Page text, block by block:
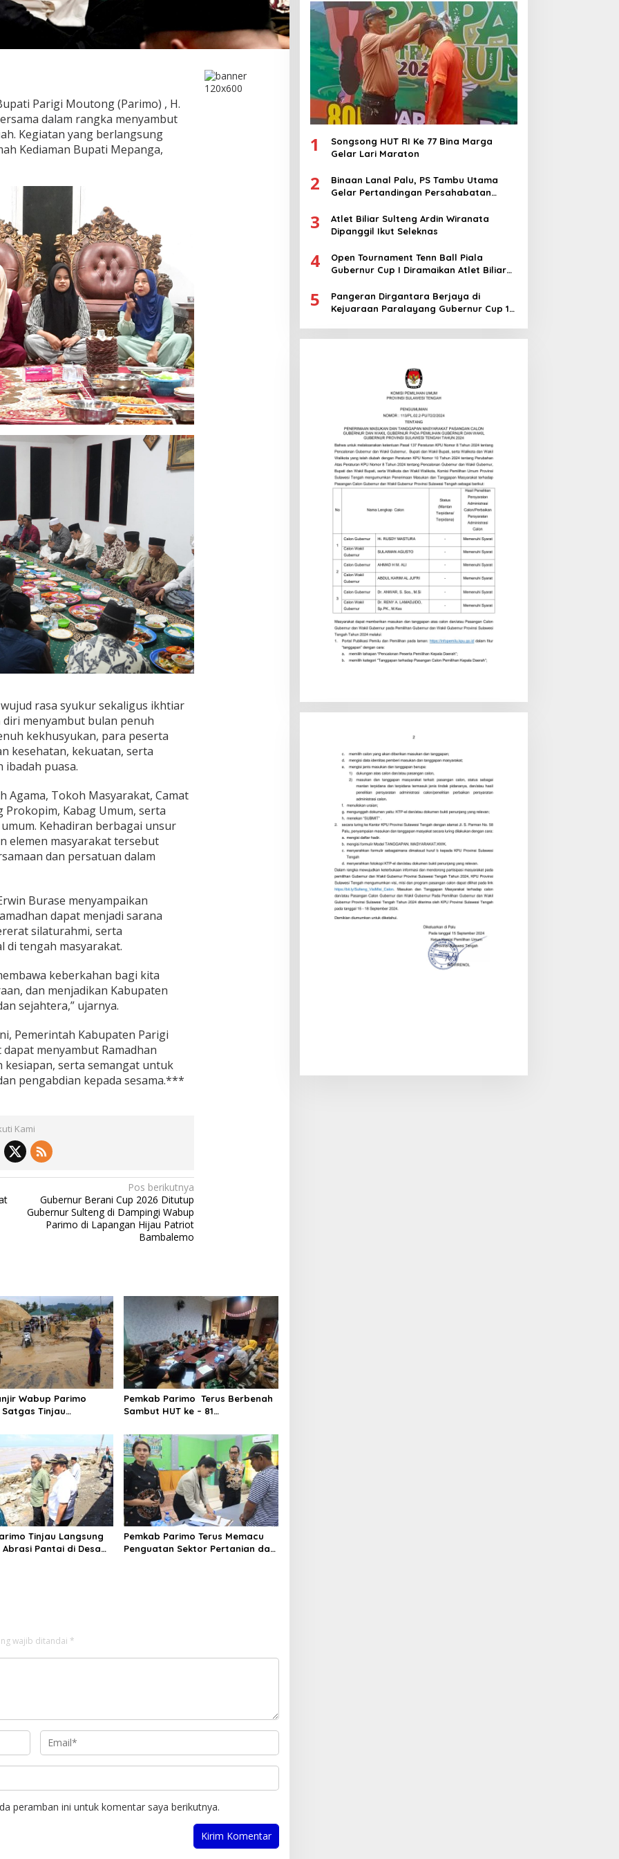
Parigi Moutong (Parimo) , H.
dalam rangka menyambut
Kegiatan yang berlangsung
Kediaman Bupati Mepanga,
rasa syukur sekaligus ikhtiar
menyambut bulan penuh
kekhusyukan, para peserta
kesehatan, kekuatan, serta
ibadah puasa.
Tokoh Masyarakat, Camat
Prokopim, Kabag Umum, serta
Kehadiran berbagai unsur
elemen masyarakat tersebut
dan persatuan dalam
Burase menyampaikan
dapat menjadi sarana
silaturahmi, serta
di tengah masyarakat.
keberkahan bagi kita
dan menjadikan Kabupaten
sejahtera,” ujarnya.
Pemerintah Kabupaten Parigi
menyambut Ramadhan
serta semangat untuk
pengabdian kepada sesama.***
Kami
Pos berikutnya
Gubernur Berani Cup 2026 Ditutup
Gubernur Sulteng di Dampingi Wabup
Parimo di Lapangan Hijau Patriot
Bambalemo
Wabup Parimo
Tinjau
Panas
Pemkab Parimo Terus Berbenah
Sambut HUT ke – 81
Tinjau Langsung
Abrasi Pantai di Desa
Pemkab Parimo Terus Memacu
Penguatan Sektor Pertanian dan
wajib ditandai *
peramban ini untuk komentar saya berikutnya.
1
Songsong HUT RI Ke 77 Bina Marga
Gelar Lari Maraton
2
Binaan Lanal Palu, PS Tambu Utama
Gelar Pertandingan Persahabatan
3
Atlet Biliar Sulteng Ardin Wiranata
Dipanggil Ikut Seleknas
4
Open Tournament Tenn Ball Piala
Gubernur Cup I Diramaikan Atlet Biliar
5
Pangeran Dirgantara Berjaya di
Kejuaraan Paralayang Gubernur Cup 1